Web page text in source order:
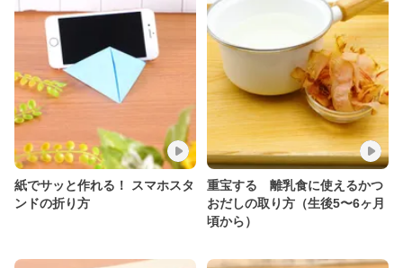
紙でサッと作れる！ スマホスタ
ンドの折り方
重宝する 離乳食に使えるかつ
おだしの取り方（生後5〜6ヶ月
頃から）